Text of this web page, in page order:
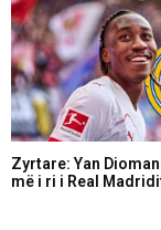
Zyrtare: Yan
më i ri i Real